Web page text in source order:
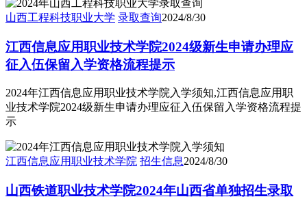
山西工程科技职业大学 录取查询2024/8/30
江西信息应用职业技术学院2024级新生申请办理应
征入伍保留入学资格流程提示
2024年江西信息应用职业技术学院入学须知,江西信息应用职
业技术学院2024级新生申请办理应征入伍保留入学资格流程提
示
江西信息应用职业技术学院 招生信息2024/8/30
山西铁道职业技术学院2024年山西省单独招生录取